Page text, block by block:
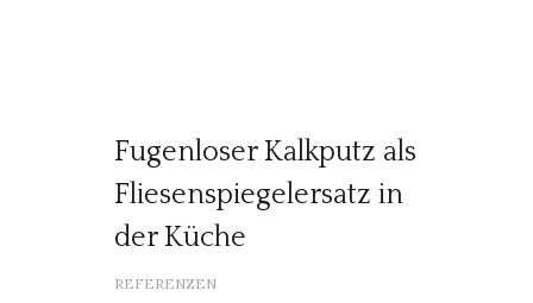
Fugenloser Kalkputz als
Fliesenspiegelersatz in
der Küche
REFERENZEN